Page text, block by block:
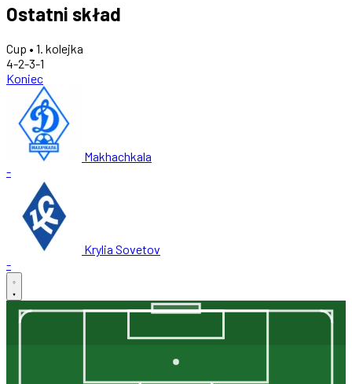
Ostatni skład
Cup • 1. kolejka
4-2-3-1
Koniec
Makhachkala
-
Krylia Sovetov
-